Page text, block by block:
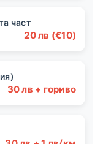
част
20 лв (€10)
30 лв + гориво